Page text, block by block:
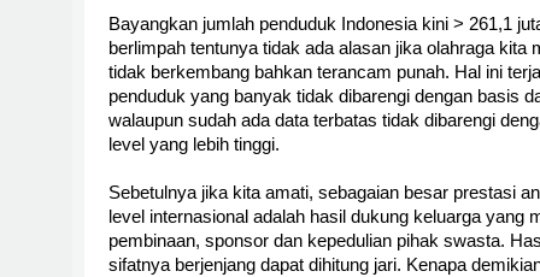
Bayangkan jumlah penduduk Indonesia kini > 261,1
berlimpah tentunya tidak ada alasan jika olahraga kita
tidak berkembang bahkan terancam punah. Hal ini
penduduk yang banyak tidak dibarengi dengan basis
walaupun sudah ada data terbatas tidak dibarengi
level yang lebih tinggi.
Sebetulnya jika kita amati, sebagaian besar prestasi
level internasional adalah hasil dukung keluarga yang
pembinaan, sponsor dan kepedulian pihak swasta.
sifatnya berjenjang dapat dihitung jari. Kenapa